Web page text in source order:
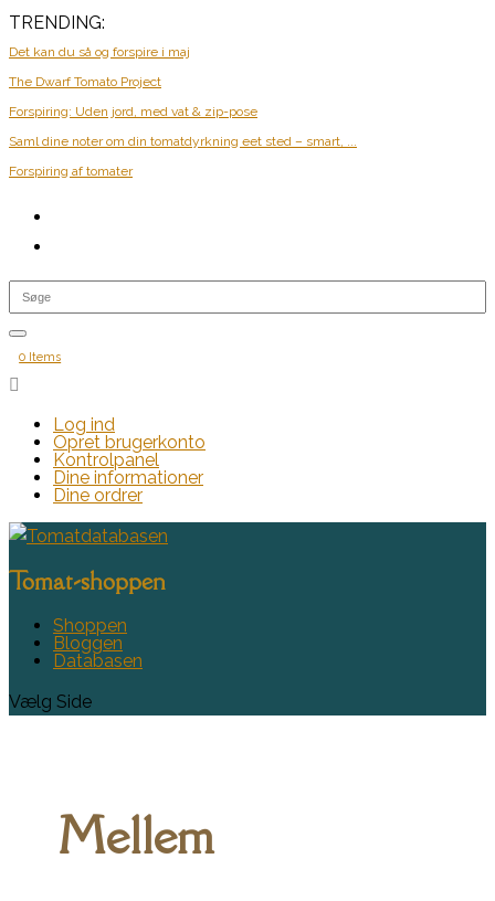
TRENDING:
Det kan du så og forspire i maj
The Dwarf Tomato Project
Forspiring: Uden jord, med vat & zip-pose
Saml dine noter om din tomatdyrkning eet sted – smart, ...
Forspiring af tomater
0 Items

Log ind
Opret brugerkonto
Kontrolpanel
Dine informationer
Dine ordrer
Tomat-shoppen
Shoppen
Bloggen
Databasen
Vælg Side
Mellem